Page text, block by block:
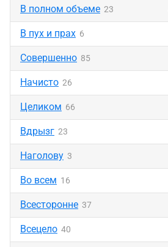
В полном объеме 23
В пух и прах 6
Совершенно 85
Начисто 26
Целиком 66
Вдрызг 23
Наголову 3
Во всем 16
Всесторонне 37
Всецело 40